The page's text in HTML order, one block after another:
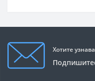
Хотите